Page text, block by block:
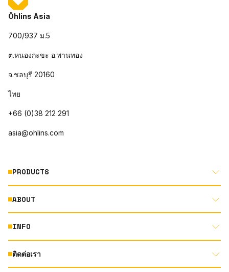
Öhlins Asia
700/937 ม.5
ต.หนองกะขะ อ.พานทอง
จ.ชลบุรี 20160
ไทย
+66 (0)38 212 291
asia@ohlins.com
PRODUCTS
MOTORCYCLE
AUTOMOTIVE
ABOUT
ABOUT US
RACING
INFO
DOCUMENT LIBRARY
ติดต่อเรา